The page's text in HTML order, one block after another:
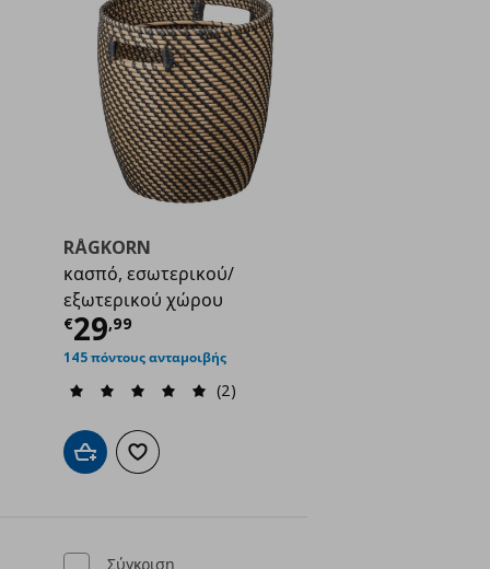
€ 8,99
RÅGKORN
κασπό, εσωτερικού/
εξωτερικού χώρου
€29,99
Τρέχουσα τιμή
145 πόντους ανταμοιβής
(2)
Προσθήκη στο καλάθι
Προσθήκη στα αγαπημένα
Σύγκριση